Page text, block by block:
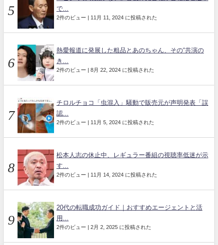
で...
2件のビュー 11月 11, 2024 に投稿された
熱愛報道に発展した粗品とあのちゃん、その“共演の
き...
2件のビュー 8月 22, 2024 に投稿された
チロルチョコ「虫混入」騒動で販売元が声明発表「誤
認...
2件のビュー 11月 5, 2024 に投稿された
松本人志の休止中、レギュラー番組の視聴率低迷が示
す...
2件のビュー 11月 14, 2024 に投稿された
20代の転職成功ガイド｜おすすめエージェントと活
用...
2件のビュー 2月 2, 2025 に投稿された